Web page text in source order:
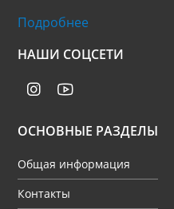
Подробнее
НАШИ СОЦСЕТИ
ОСНОВНЫЕ РАЗДЕЛЫ
Общая информация
Контакты